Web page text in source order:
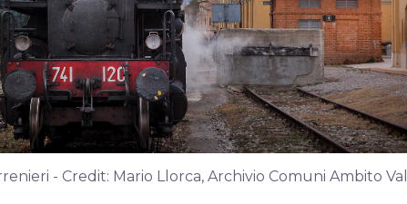
- Credit: Mario Llorca, Archivio Comuni Ambito Val